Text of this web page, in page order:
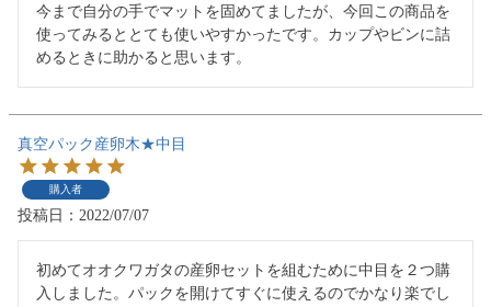
今まで自分の手でマットを固めてましたが、今回この商品を
使ってみるととても使いやすかったです。カップやビンに詰
めるときに助かると思います。
真空パック産卵木★中目
購入者
投稿日 2022/07/07
初めてオオクワガタの産卵セットを組むために中目を２つ購
入しました。パックを開けてすぐに使えるのでかなり楽でし